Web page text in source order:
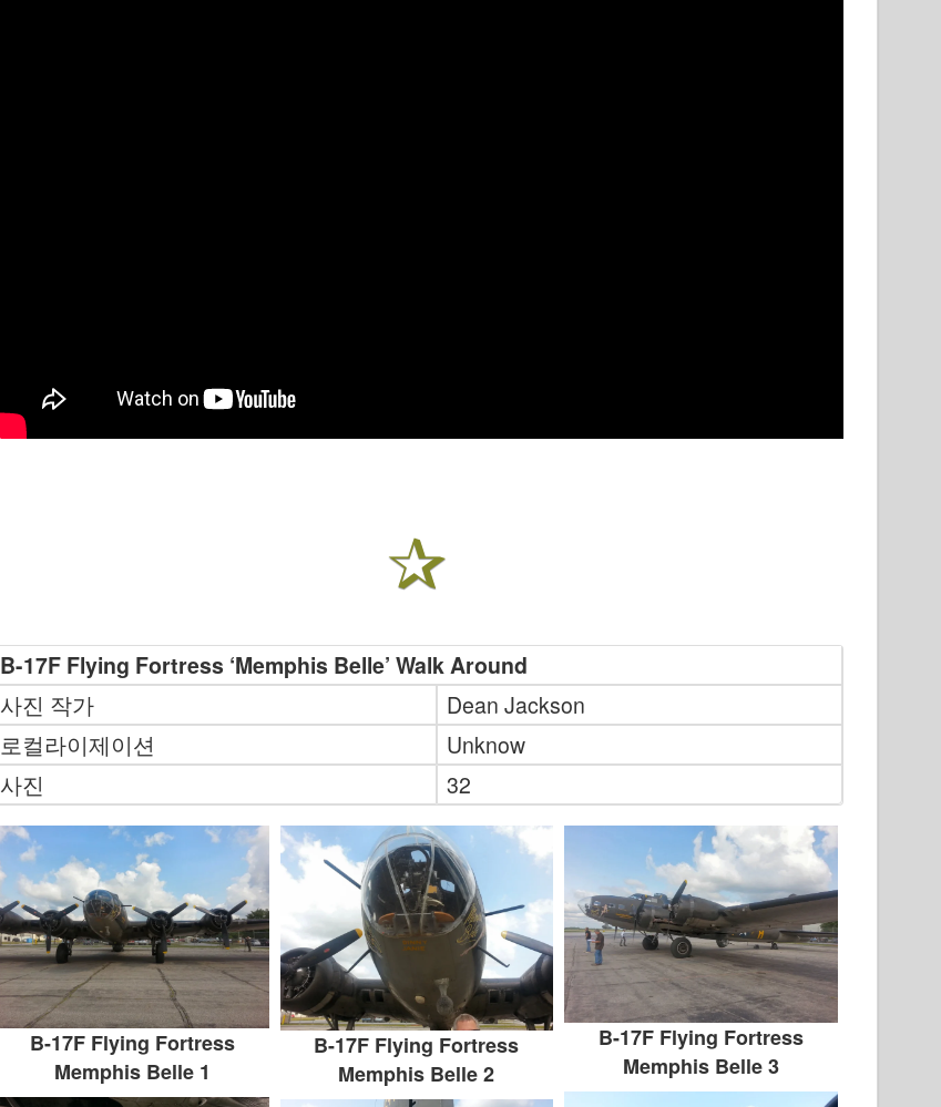
B-17F Flying Fortress ‘Memphis Belle’ Walk Around
사진 작가
Dean Jackson
로컬라이제이션
Unknow
사진
32
B-17F Flying Fortress
Memphis Belle 1
B-17F Flying Fortress
Memphis Belle 2
B-17F Flying Fortress
Memphis Belle 3